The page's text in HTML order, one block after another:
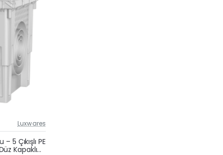
Güncel Fiyat
Yeni Ürün
Luxwares
5 Çıkışlı PE
Kapaklı